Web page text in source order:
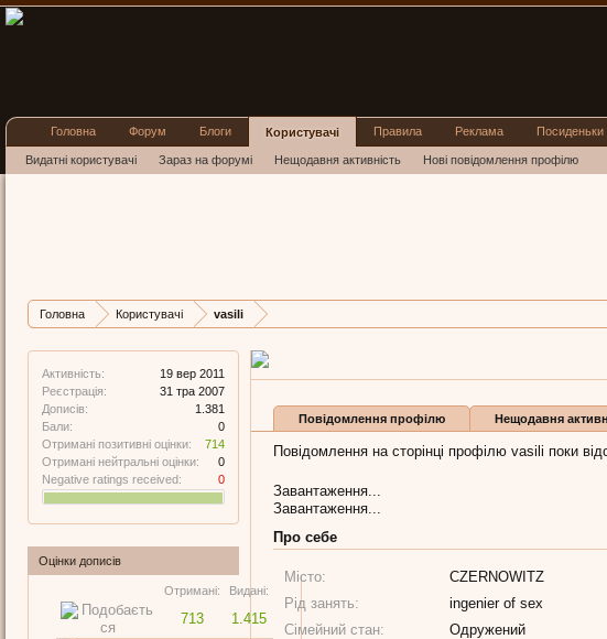
Головна Користувачі vasili
Активність:
19 вер 2011
Реєстрація:
31 тра 2007
Дописів:
1.381
Бали:
0
Отримані позитивні оцінки:
714
Отримані нейтральні оцінки:
0
Negative ratings received:
0
Оцінки дописів
Отримані: Видані:
713 1.415
Дописів
Карма Бали
Повідомлення профілю Нещодавня
Повідомлення на сторінці профілю vasili поки
Завантаження...
Завантаження...
Про себе
Місто:
CZERNOWITZ
Рід занять:
ingenier of sex
Сімейний стан:
Одружений
Головна Форум Блоги Користувачі
Видатні користувачі Зараз на форумі Нещодавня активність Нові повідомлення профілю
Правила Реклама Посиденьки